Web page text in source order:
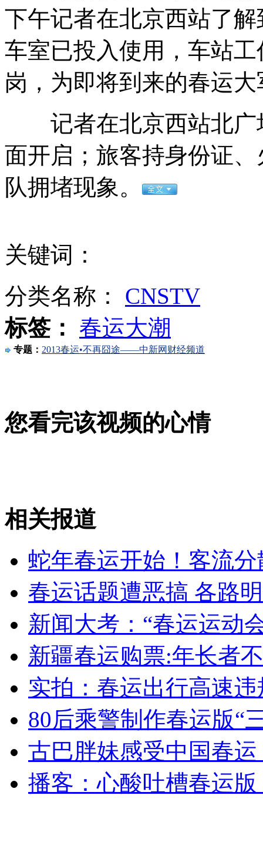
海豚被困 主动向潜水员求助
女孩北京地铁殴打老人 痛下狠手拳打脚踢
外交部：反对强权政治霸凌主义
安徽一实载49人客车翻车
走！跟着总书记去植树
消防员救轻生者 花炮节热闹非凡 减压"枕头大战"
纽约上演“枕头大战”
司机酒驾遇交警 急速倒车逃窜
下午记者在北京西站了
车室已投入使用，车站
岗，为即将到来的春运
记者在北京西站北广
面开启；旅客持身份证
队拥堵现象。
关键词：
分类名称： CNSTV
标签：
春运大潮
专题： 2013春运•不再囧途——中新网财经频道
您看完该视频的心情
相关报道
蛇年春运开始！客流
春运话题遭恶搞 各路
新闻大考：“春运运动
新疆春运购票:年长者
实拍：春运出行高速
80后乘警制作春运版“
古巴胖妹感受中国春
播客：心酸吐槽春运